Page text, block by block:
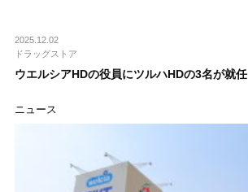
2025.12.02
ドラッグストア
ウエルシアHDの役員にツルハHDの3名が就任
ニュース